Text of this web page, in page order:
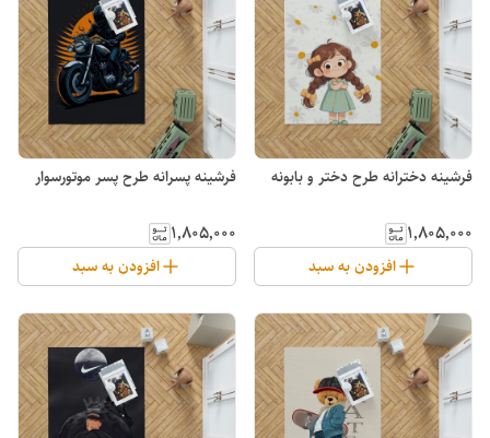
فرشینه دخترانه طرح دختر و بابونه
۱٬۸۰۵٬۰۰۰
افزودن به سبد
فرشینه پسرانه طرح پسر موتورسوار
۱٬۸۰۵٬۰۰۰
افزودن به سبد